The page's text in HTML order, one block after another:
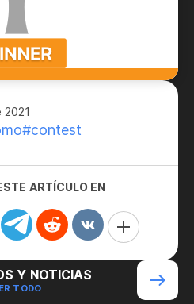
#contest
ARTÍCULO EN
Y NOTICIAS
TODO